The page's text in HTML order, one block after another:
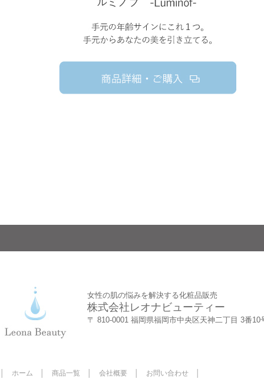
女性の肌の悩みを解決する化粧品販売
株式会社レオナビューティー
〒 810-0001 福岡県福岡市中央区天神二丁目 3番
ホーム 商品一覧 会社概要 お問い合わせ